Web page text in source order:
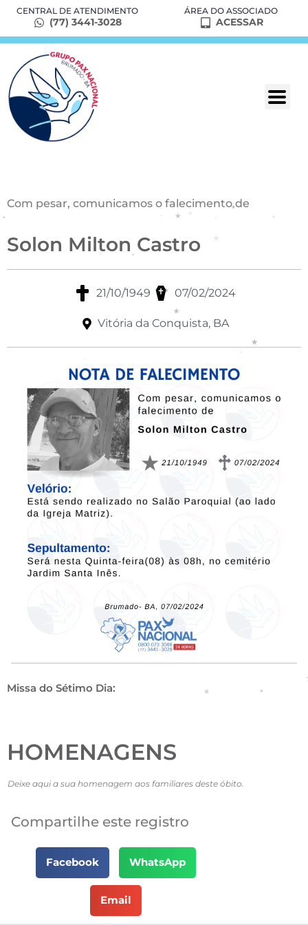
CENTRAL DE ATENDIMENTO
(77) 3441-3028
ÁREA DO ASSOCIADO
ACESSAR
Com pesar, comunicamos o falecimento de
Solon Milton Castro
21/10/1949 07/02/2024
Vitória da Conquista, BA
Missa do Sétimo Dia:
HOMENAGENS
Deixe aqui a sua homenagem aos familiares deste óbito.
Compartilhe este registro
Facebook WhatsApp
Email